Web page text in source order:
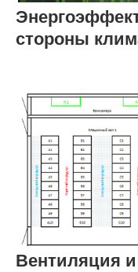
стороны
Вентиляция